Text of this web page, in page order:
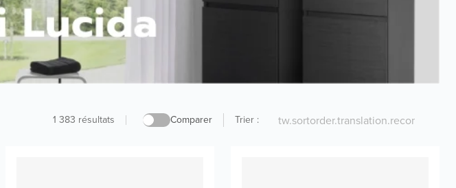
1 383 résultats Comparer Trier :